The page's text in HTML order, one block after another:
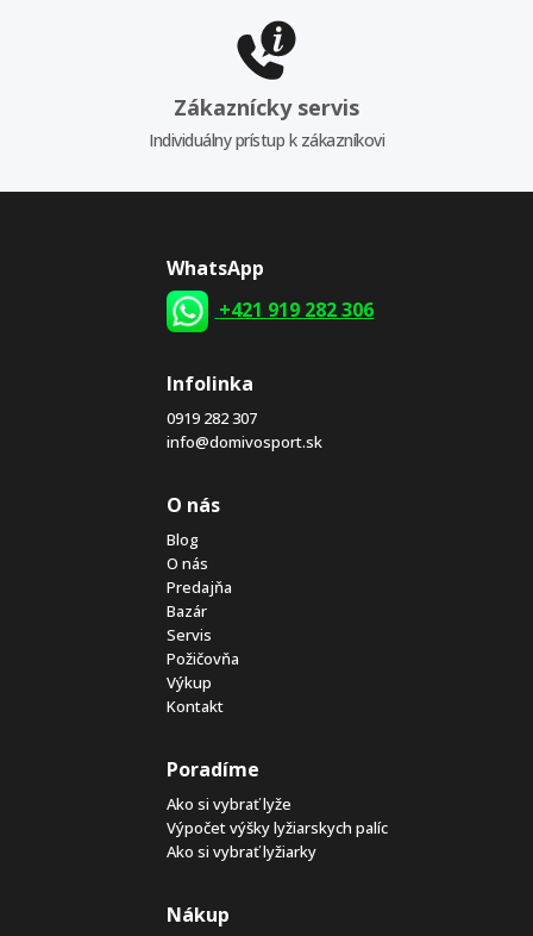
Zákaznícky servis
Individuálny prístup k zákazníkovi
WhatsApp
+421 919 282 306
Infolinka
0919 282 307
info@domivosport.sk
O nás
Blog
O nás
Predajňa
Bazár
Servis
Požičovňa
Výkup
Kontakt
Poradíme
Ako si vybrať lyže
Výpočet výšky lyžiarskych palíc
Ako si vybrať lyžiarky
Nákup